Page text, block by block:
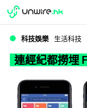
連經紀都
WWDC 2026
科技娛樂 生活科技
連經紀都撈埋